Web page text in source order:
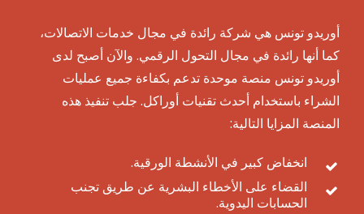
أوريدو تونس هي شركة رائدة في مجال خدمات الاتصالات،
كما أنها رائدة في مجال التحول الرقمي. والآن أصبح لدى
أوريدو تونس منصة موحدة تدعم بكفاءة جميع عمليات
الشراء باستخدام أحدث تقنيات أوراكل. جلب تنفيذ هذه
المنصة المزايا التالية:
انخفاض كبير في الأنشطة الورقية.
القضاء على الأخطاء البشرية عن طريق تجنب
الحسابات اليدوية.